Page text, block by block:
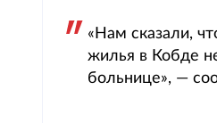
«Нам сказали,
жилья в Кобде
больнице», —